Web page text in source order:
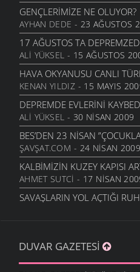
FINDIKLI DERELERINI
DOĞA VE YAŞAM- 8
DERELERIN KARDEŞLIĞI
DOĞA VE YAŞAM - 8
RIZE’DE GELIŞTIRILEN
PROJELERI DEĞERLENDIRME
ŞAVŞAT GÜNDEMI- 8
YAŞAM VE SU
BILIM- 8 AĞUSTOS 2008
SÜT VE 9 BIN YIL
BILIM- 8 AĞUSTOS 2008
ŞAVŞAT, ŞAVŞAT, ŞAVŞAT
ŞAVŞAT GÜNDEMI- 25
ABD’NIN YENILIK MODELI
POLITIKA - 10 TEMMUZ 2008
GENÇLERIMIZE NE OLUYOR?
AYHAN DEDE - 23 AĞUSTOS
17 AĞUSTOS TA
ALI YÜKSEL - 15 AĞUSTOS
HAVA OKYANUSU CANLI
KENAN YILDIZ- 15 MAYIS
DEPREMDE EVLERINI
ALI YÜKSEL - 30 NISAN 2009
BES’DEN 23 NISAN
ŞAVŞAT.COM - 24 NISAN 2009
KALBIMIZIN KUZEY KAPISI
AHMET SUTCI - 17 NISAN
SAVAŞLARIN YOL AÇTIĞI
ŞAVŞAT.COM- 11 KASIM 2008
2008’2009 EĞITIM
DUVAR GAZETESI